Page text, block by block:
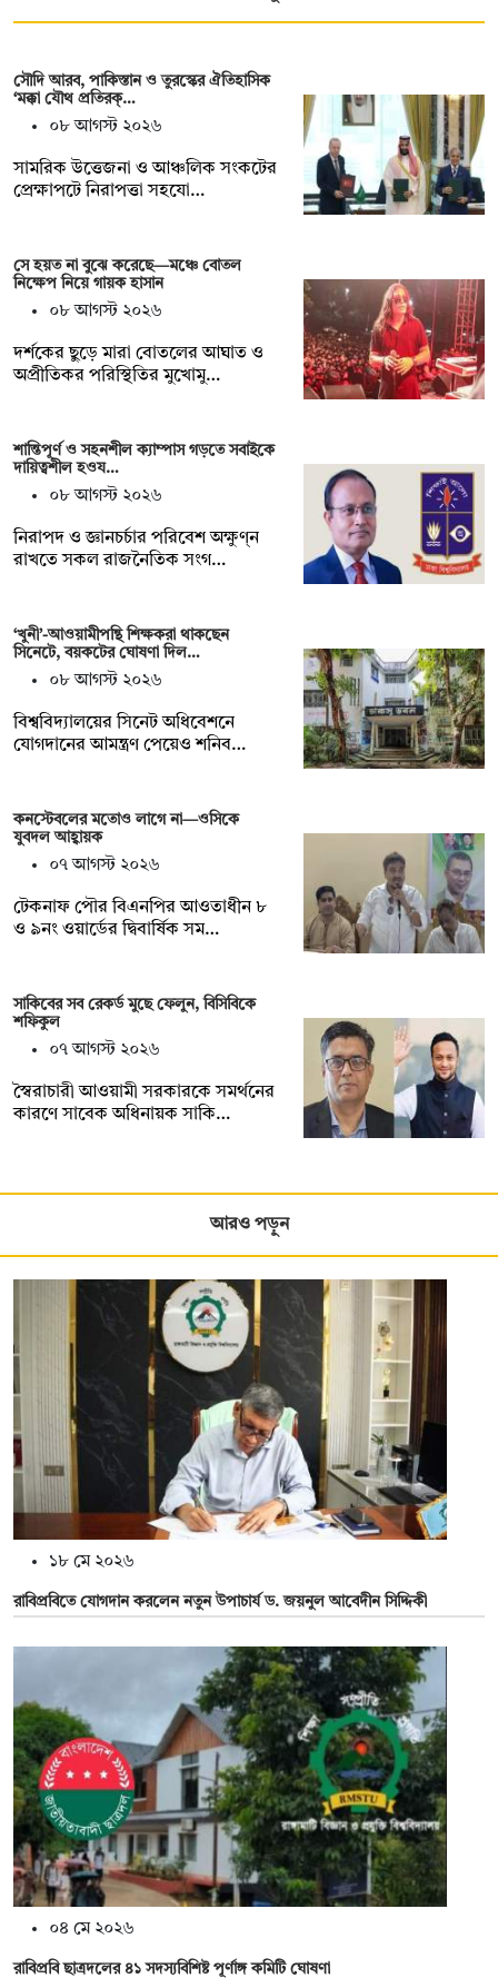
সৌদি আরব, পাকিস্তান ও তুরস্কের ঐতিহাসিক
‘মক্কা যৌথ প্রতিরক্…
০৮ আগস্ট ২০২৬
সামরিক উত্তেজনা ও আঞ্চলিক সংকটের
প্রেক্ষাপটে নিরাপত্তা সহযো…
সে হয়ত না ‍বুঝে করেছে—মঞ্চে বোতল
নিক্ষেপ নিয়ে গায়ক হাসান
০৮ আগস্ট ২০২৬
দর্শকের ছুড়ে মারা বোতলের আঘাত ও
অপ্রীতিকর পরিস্থিতির মুখোমু…
শান্তিপূর্ণ ও সহনশীল ক্যাম্পাস গড়তে সবাইকে
দায়িত্বশীল হওয…
০৮ আগস্ট ২০২৬
নিরাপদ ও জ্ঞানচর্চার পরিবেশ অক্ষুণ্ন
রাখতে সকল রাজনৈতিক সংগ…
‘খুনী’-আওয়ামীপন্থি শিক্ষকরা থাকছেন
সিনেটে, বয়কটের ঘোষণা দিল…
০৮ আগস্ট ২০২৬
বিশ্ববিদ্যালয়ের সিনেট অধিবেশনে
যোগদানের আমন্ত্রণ পেয়েও শনিব…
কনস্টেবলের মতোও লাগে না—ওসিকে
যুবদল আহ্বায়ক
০৭ আগস্ট ২০২৬
টেকনাফ পৌর বিএনপির আওতাধীন ৮
ও ৯নং ওয়ার্ডের দ্বিবার্ষিক সম…
সাকিবের সব রেকর্ড মুছে ফেলুন, বিসিবিকে
শফিকুল
০৭ আগস্ট ২০২৬
স্বৈরাচারী আওয়ামী সরকারকে সমর্থনের
কারণে সাবেক অধিনায়ক সাকি…
আরও পড়ুন
১৮ মে ২০২৬
রাবিপ্রবিতে যোগদান করলেন নতুন উপাচার্য ড. জয়নুল আবেদীন সিদ্দিকী
০৪ মে ২০২৬
রাবিপ্রবি ছাত্রদলের ৪১ সদস্যবিশিষ্ট পূর্ণাঙ্গ কমিটি ঘোষণা